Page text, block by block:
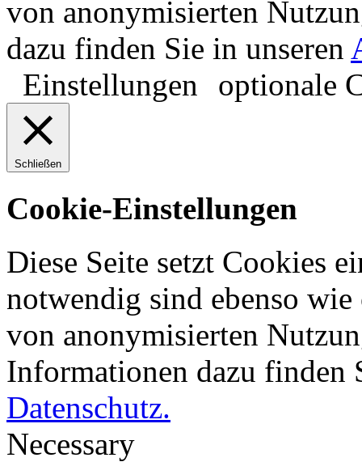
von anonymisierten
dazu finden Sie in unseren
Einstellungen
optionale
Schließen
Cookie-Einstellungen
Diese Seite setzt Cookies
notwendig sind ebenso
von anonymisierten
Informationen dazu finden
Datenschutz.
Necessary